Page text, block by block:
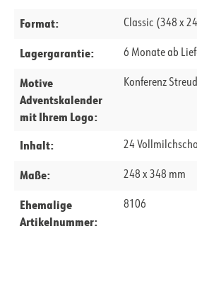
Format: Classic (348 x
Lagergarantie: 6 Monate ab
Motive
Adventskalender
mit Ihrem Logo:
Konferenz
Inhalt: 24
Maße: 248 x 348 mm
Ehemalige
Artikelnummer:
8106